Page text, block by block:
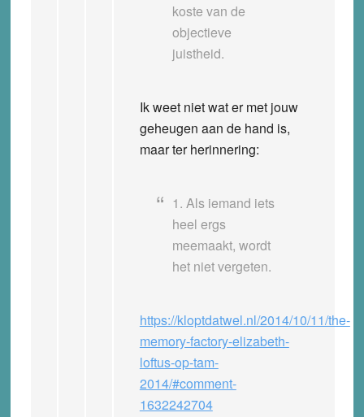
koste van de
objectieve
juistheid.
Ik weet niet wat er met jouw
geheugen aan de hand is,
maar ter herinnering:
1. Als iemand iets
heel ergs
meemaakt, wordt
het niet vergeten.
https://kloptdatwel.nl/2014/10/11/the-
memory-factory-elizabeth-
loftus-op-tam-
2014/#comment-
1632242704